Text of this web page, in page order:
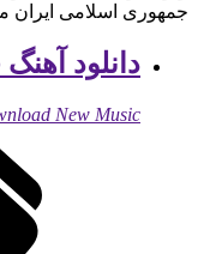
جمهوری اسلامی ایران
دانلود
New Music